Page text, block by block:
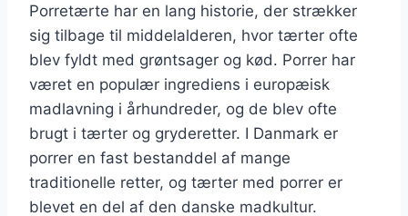
Porretærte har en lang historie, der strækker
sig tilbage til middelalderen, hvor tærter ofte
blev fyldt med grøntsager og kød. Porrer har
været en populær ingrediens i europæisk
madlavning i århundreder, og de blev ofte
brugt i tærter og gryderetter. I Danmark er
porrer en fast bestanddel af mange
traditionelle retter, og tærter med porrer er
blevet en del af den danske madkultur.